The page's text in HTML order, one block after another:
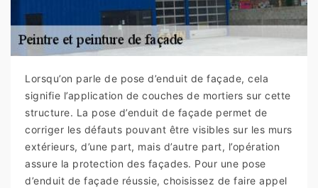
Lorsqu’on parle de pose d’enduit de façade, cela
signifie l’application de couches de mortiers sur cette
structure. La pose d’enduit de façade permet de
corriger les défauts pouvant être visibles sur les murs
extérieurs, d’une part, mais d’autre part, l’opération
assure la protection des façades. Pour une pose
d’enduit de façade réussie, choisissez de faire appel